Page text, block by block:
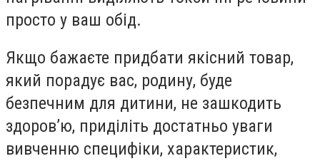
просто у ваш обід.
Якщо бажаєте придбати якісний товар,
який порадує вас, родину, буде
безпечним для дитини, не зашкодить
здоров’ю, приділіть достатньо уваги
вивченню специфіки, характеристик,